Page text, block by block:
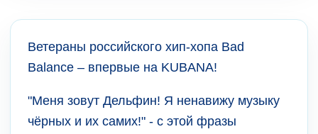
Ветераны российского хип-хопа Bad
Balance – впервые на KUBANA!
"Меня зовут Дельфин! Я ненавижу музыку
чёрных и их самих!" - с этой фразы